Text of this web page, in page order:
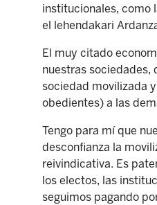
institucionales, como
el lehendakari
El muy citado
nuestras sociedades,
sociedad movilizada
obedientes) a las
Tengo para mí que
desconfianza la
reivindicativa. Es
los electos, las
seguimos pagando